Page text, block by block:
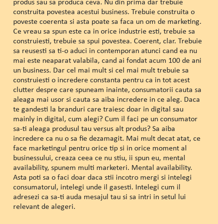
construita povestea acestui business. Trebuie construita o
poveste coerenta si asta poate sa faca un om de marketing.
Ce vreau sa spun este ca in orice industrie esti, trebuie sa
construiesti, trebuie sa spui povestea. Coerent, clar. Trebuie
sa reusesti sa ti-o aduci in contemporan atunci cand ea nu
mai este neaparat valabila, cand ai fondat acum 100 de ani
un business. Dar cel mai mult si cel mai mult trebuie sa
construiesti o incredere constanta pentru ca in tot acest
clutter despre care spuneam inainte, consumatorii cauta sa
aleaga mai usor si cauta sa aiba incredere in ce aleg. Daca
te gandesti la branduri care traiesc doar in digital sau
mainly in digital, cum alegi? Cum il faci pe un consumator
sa-ti aleaga produsul tau versus alt produs? Sa aiba
incredere ca nu o sa fie dezamagit. Mai mult decat atat, ce
face marketingul pentru orice tip si in orice moment al
businessului, creaza ceea ce nu stiu, ii spun eu, mental
availability, spunem multi marketeri. Mental availability.
Asta poti sa o faci doar daca stii incotro mergi si intelegi
consumatorul, intelegi unde il gasesti. Intelegi cum il
adresezi ca sa-ti auda mesajul tau si sa intri in setul lui
relevant de alegeri.